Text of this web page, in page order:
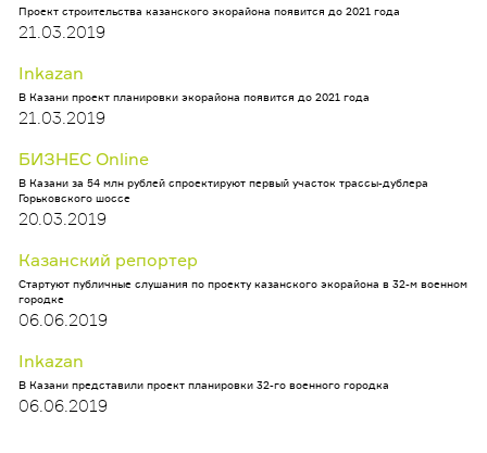
Проект строительства казанского экорайона появится до 2021 года
21.03.2019
Inkazan
В Казани проект планировки экорайона появится до 2021 года
21.03.2019
БИЗНЕС Оnline
В Казани за 54 млн рублей спроектируют первый участок трассы-дублера
Горьковского шоссе
20.03.2019
Казанский репортер
Стартуют публичные слушания по проекту казанского экорайона в 32-м военном
городке
06.06.2019
Inkazan
В Казани представили проект планировки 32-го военного городка
06.06.2019